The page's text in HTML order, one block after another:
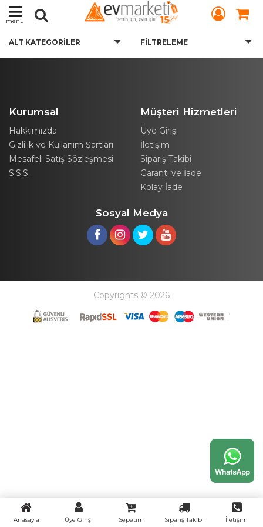
menü
ALT KATEGORILER FILTRELEME
Kurumsal
Hakkımızda
Gizlilik ve Kullanım Şartları
Mesafeli Satış Sözleşmesi
S.S.S.
Müşteri Hizmetleri
Üye Girişi
İletişim
Sipariş Takibi
Garanti ve İade
Kolay İade
Sosyal Medya
Copyrights © 2026
Anasayfa Üye Girişi Sepetim Sipariş Takibi İletişim